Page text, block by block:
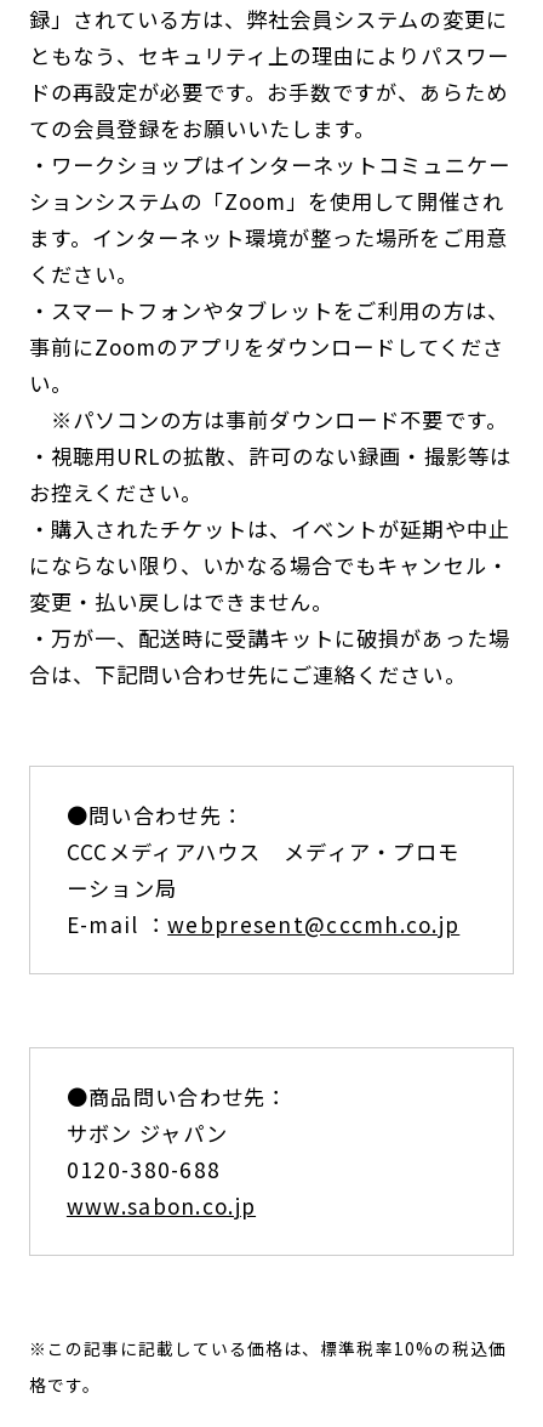
録」されている方は、弊社会員システムの変更に
ともなう、セキュリティ上の理由によりパスワー
ドの再設定が必要です。お手数ですが、あらため
ての会員登録をお願いいたします。
・ワークショップはインターネットコミュニケー
ションシステムの「Zoom」を使用して開催され
ます。インターネット環境が整った場所をご用意
ください。
・スマートフォンやタブレットをご利用の方は、
事前にZoomのアプリをダウンロードしてくださ
い。
※パソコンの方は事前ダウンロード不要です。
・視聴用URLの拡散、許可のない録画・撮影等は
お控えください。
・購入されたチケットは、イベントが延期や中止
にならない限り、いかなる場合でもキャンセル・
変更・払い戻しはできません。
・万が一、配送時に受講キットに破損があった場
合は、下記問い合わせ先にご連絡ください。
●問い合わせ先：
CCCメディアハウス メディア・プロモ
ーション局
E-mail ：webpresent@cccmh.co.jp
●商品問い合わせ先：
サボン ジャパン
0120-380-688
www.sabon.co.jp
※この記事に記載している価格は、標準税率10%の税込価
格です。